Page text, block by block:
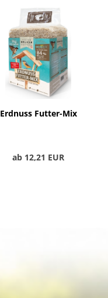
Erdnuss Futter-Mix
ab 12,21 EUR